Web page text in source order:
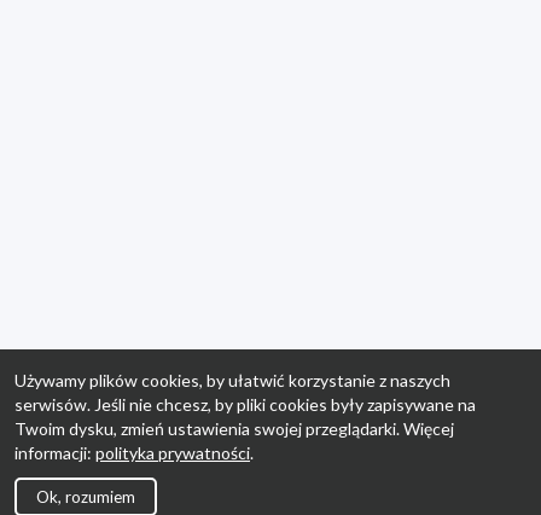
Używamy plików cookies, by ułatwić korzystanie z naszych
serwisów. Jeśli nie chcesz, by pliki cookies były zapisywane na
Twoim dysku, zmień ustawienia swojej przeglądarki. Więcej
informacji: polityka prywatności.
Ok, rozumiem